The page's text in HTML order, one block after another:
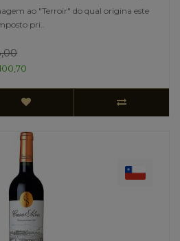
ao "Terroir" do qual origina este
pri..